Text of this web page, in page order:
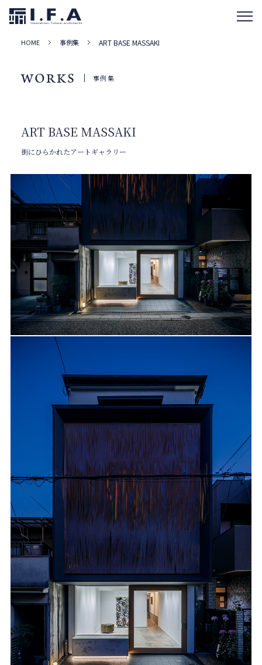
HOME 事例集 ART BASE MASSAKI
WORKS 事例集
ART BASE MASSAKI
街にひらかれたアートギャラリー